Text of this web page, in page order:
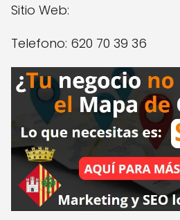
Sitio Web:
Telefono: 620 70 39 36